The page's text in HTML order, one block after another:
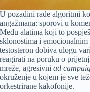
U pozadini rade algoritmi
angažmana: sporovi u
Među alatima koji to
sklonostima i emocionalnim
testosteron dobiva ulogu
reagirati na poruku o
mreže, agresivni ad
okruženje u kojem je sve
orkestrirane kakofonije.